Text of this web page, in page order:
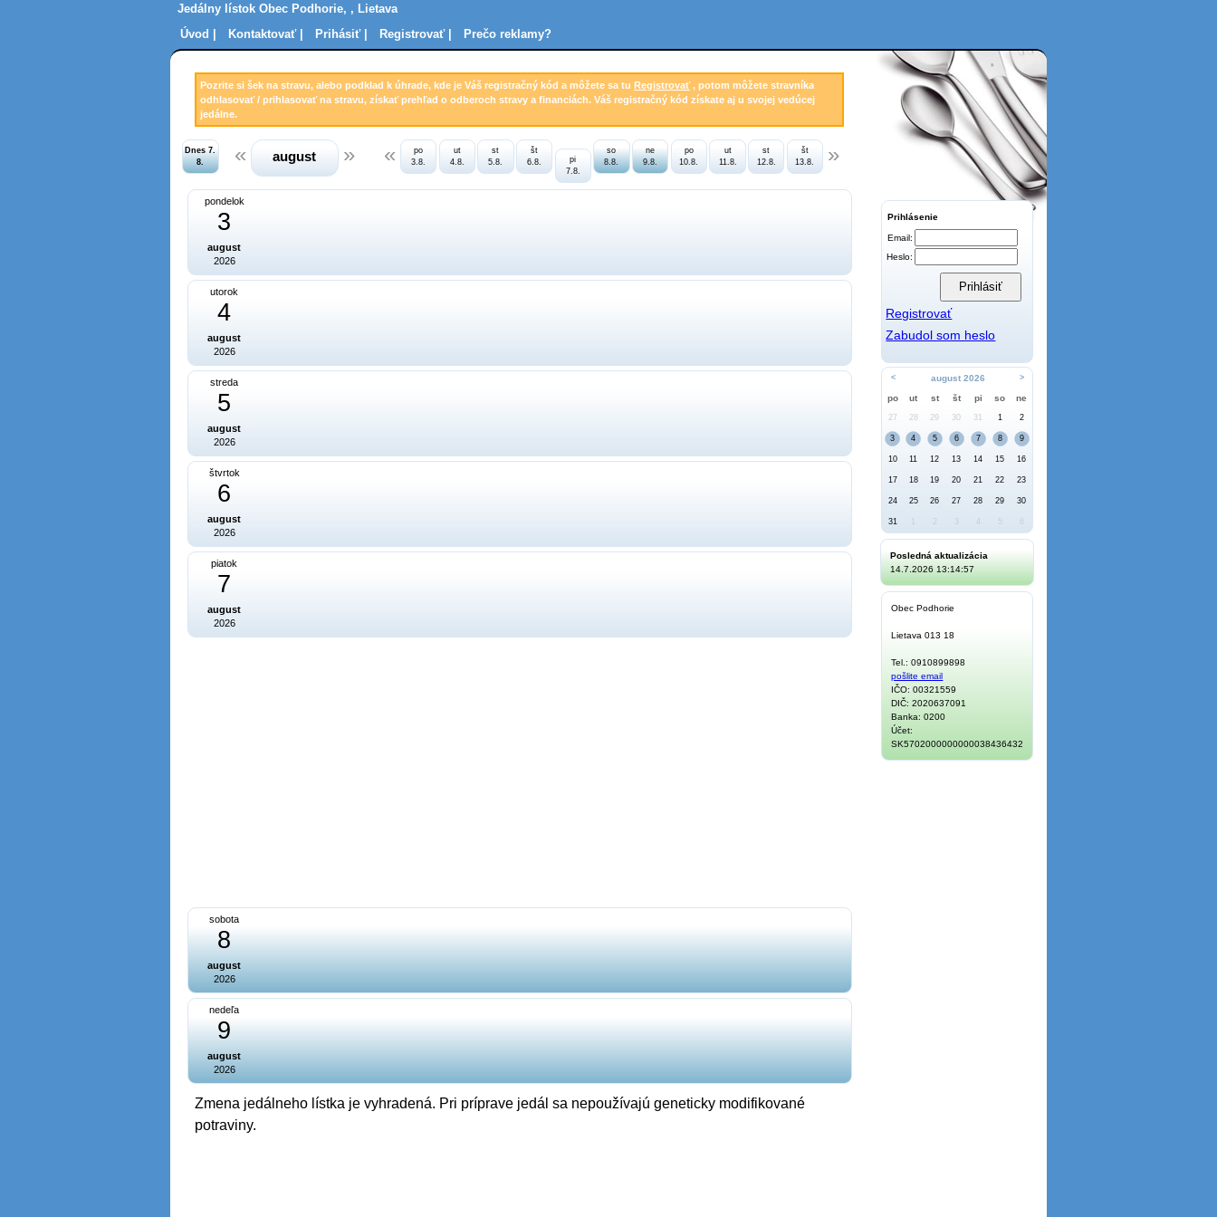
Jedálny lístok Obec Podhorie, , Lietava
Úvod |
Kontaktovať | Prihásiť | Registrovať | Prečo reklamy?
Pozrite si šek na stravu, alebo podklad k úhrade, kde je Váš registračný kód a môžete sa tu Registrovať, potom môžete stravníka
odhlasovať / prihlasovať na stravu, získať prehľad o odberoch stravy a financiách. Váš registračný kód získate aj u svojej vedúcej
jedálne.
Dnes 7.
8.
august
po
3.8.
ut
4.8.
st
5.8.
št
6.8.
pi
7.8.
so
8.8.
ne
9.8.
po
10.8.
ut
11.8.
st
12.8.
št
13.8.
pondelok
3
august
2026
utorok
4
august
2026
streda
5
august
2026
štvrtok
6
august
2026
piatok
7
august
2026
sobota
8
august
2026
nedeľa
9
august
2026
Zmena jedálneho lístka je vyhradená. Pri príprave jedál sa nepoužívajú geneticky modifikované
potraviny.
Prihlásenie
Email:
Heslo:
Registrovať
Zabudol som heslo
< august 2026 >
po ut st št pi so ne
27 28 29 30 31 1 2
3 4 5 6 7 8 9
10 11 12 13 14 15 16
17 18 19 20 21 22 23
24 25 26 27 28 29 30
31 2 3 4 5 6
Posledná aktualizácia
14.7.2026 13:14:57
Obec Podhorie
Lietava 013 18
Tel.: 0910899898
pošlite email
IČO: 00321559
DIČ: 2020637091
Banka: 0200
Účet:
SK5702000000000038436432